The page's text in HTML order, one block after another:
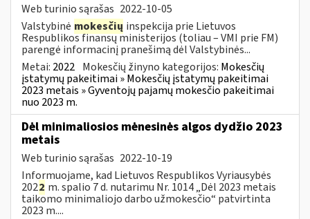
Web turinio sąrašas 2022-10-05
Valstybinė mokesčių inspekcija prie Lietuvos
Respublikos finansų ministerijos (toliau – VMI prie FM)
parengė informacinį pranešimą dėl Valstybinės...
Metai: 2022 Mokesčių žinyno kategorijos: Mokesčių
įstatymų pakeitimai » Mokesčių įstatymų pakeitimai
2023 metais » Gyventojų pajamų mokesčio pakeitimai
nuo 2023 m.
Dėl minimaliosios mėnesinės algos dydžio 2023
metais
Web turinio sąrašas 2022-10-19
Informuojame, kad Lietuvos Respublikos Vyriausybės
2022 m. spalio 7 d. nutarimu Nr. 1014 „Dėl 2023 metais
taikomo minimaliojo darbo užmokesčio“ patvirtinta
2023 m....